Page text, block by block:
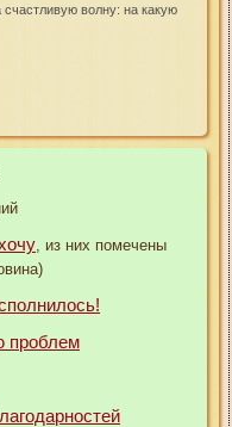
волну: на какую
, из них помечены
проблем